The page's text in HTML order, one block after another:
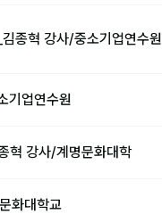
종혁 강사/중소기업연수원
기업연수원
혁 강사/계명문화대학
화대학교